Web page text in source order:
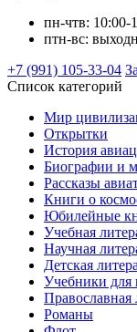
пн-чтв: 10:00-
птн-вс:
+7 (991) 105-33-04
Список категорий
Мир
Открытки
История
Биографии и
Рассказы
Книги о
Юбилейные
Учебная
Научная
Детская
Учебники
Православная
Романы